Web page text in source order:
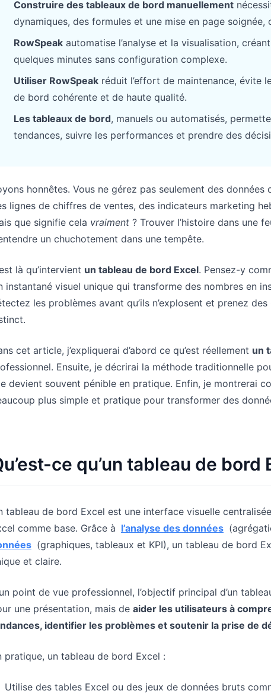
Pipelines, objectifs, prévisions et suivi
du chiffre d’affaires.
Projet
avancement.
Analytique
Tableaux de bord, revues KPI et
analyses récurrentes.
Prompts utiles pour l’analyse, le
reporting et le nettoyage.
Communauté
questions et apprenez des utilisateurs.
Démarrage rapide
Prise en main rapide pour les nouveaux
utilisateurs et équipes.
Construire des tableaux de bord manuellement
dynamiques, des formules et une mise en page soignée,
RowSpeak automatise l’analyse et la visualisation,
quelques minutes sans configuration complexe.
Utiliser RowSpeak réduit l’effort de maintenance, évite
de bord cohérente et de haute qualité.
Les tableaux de bord, manuels ou automatisés,
tendances, suivre les performances et prendre des
honnêtes. Vous ne gérez pas seulement des
lignes de chiffres de ventes, des indicateurs marketing
que signifie cela vraiment ? Trouver l’histoire dans une
un chuchotement dans une tempête.
là qu’intervient un tableau de bord Excel. Pensez-y
instantané visuel unique qui transforme des nombres en
les problèmes avant qu’ils n’explosent et prenez
cet article, j’expliquerai d’abord ce qu’est réellement un
Ensuite, je décrirai la méthode traditionnelle
devient souvent pénible en pratique. Enfin, je montrerai
plus simple et pratique pour transformer des
ce qu’un tableau de bord
tableau de bord Excel est une interface visuelle
comme base. Grâce à l’analyse des données
(graphiques, tableaux et KPI), un tableau de bord
et claire.
point de vue professionnel, l’objectif principal d’un
une présentation, mais de aider les utilisateurs à
identifier les problèmes et soutenir la prise de
pratique, un tableau de bord Excel :
Utilise des tables Excel ou des jeux de données bruts